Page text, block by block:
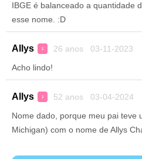
IBGE é balanceado a quantidade
esse nome. :D
Allys ♀ 26 anos 03-11-2023
Acho lindo!
Allys ♀ 52 anos 03-04-2024
Nome dado, porque meu pai teve
Michigan) com o nome de Allys